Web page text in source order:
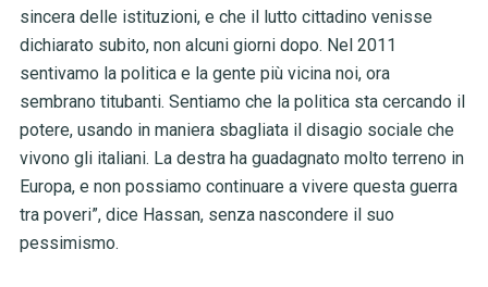
sincera delle istituzioni, e che il lutto cittadino venisse
dichiarato subito, non alcuni giorni dopo. Nel 2011
sentivamo la politica e la gente più vicina noi, ora
sembrano titubanti. Sentiamo che la politica sta cercando il
potere, usando in maniera sbagliata il disagio sociale che
vivono gli italiani. La destra ha guadagnato molto terreno in
Europa, e non possiamo continuare a vivere questa guerra
tra poveri”, dice Hassan, senza nascondere il suo
pessimismo.